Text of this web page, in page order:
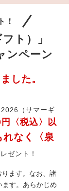
！
ト）」
ンペーン
した。
（サマーギ
〈税込〉以
れなく〈泉
ゼント！
ます。なお、諸
す。あらかじめ